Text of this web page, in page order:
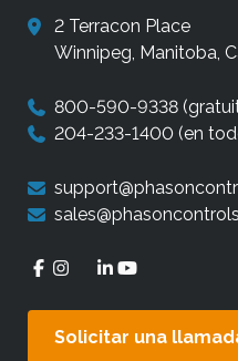
2 Terracon Place
Winnipeg, Manitoba,
800-590-9338
204-233-1400 (en
Solicitar una